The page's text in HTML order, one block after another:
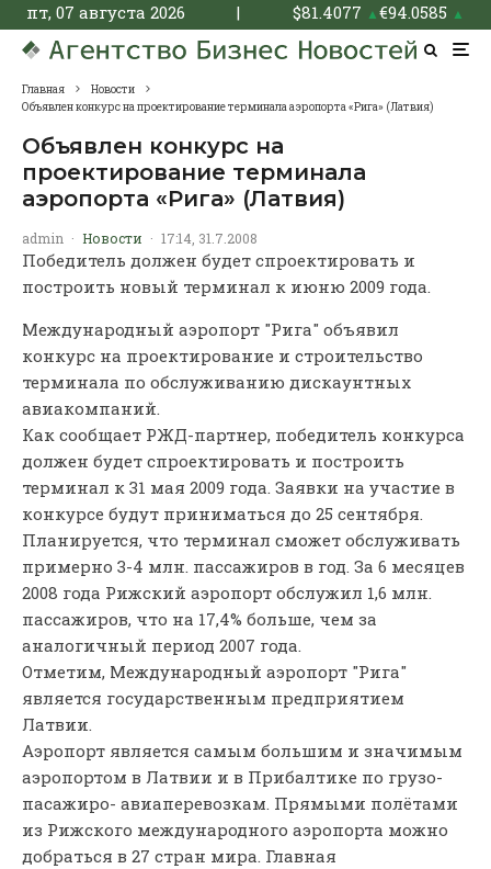
пт, 07 августа 2026 | $81.4077 ▲€94.0585 ▲
Главная
Новости
Объявлен конкурс на проектирование терминала аэропорта «Рига» (Латвия)
Объявлен конкурс на
проектирование терминала
аэропорта «Рига» (Латвия)
admin · Новости · 17:14, 31.7.2008
Победитель должен будет спроектировать и
построить новый терминал к июню 2009 года.
Международный аэропорт "Рига" объявил
конкурс на проектирование и строительство
терминала по обслуживанию дискаунтных
авиакомпаний.
Как сообщает РЖД-партнер, победитель конкурса
должен будет спроектировать и построить
терминал к 31 мая 2009 года. Заявки на участие в
конкурсе будут приниматься до 25 сентября.
Планируется, что терминал сможет обслуживать
примерно 3-4 млн. пассажиров в год. За 6 месяцев
2008 года Рижский аэропорт обслужил 1,6 млн.
пассажиров, что на 17,4% больше, чем за
аналогичный период 2007 года.
Отметим, Международный аэропорт "Рига"
является государственным предприятием
Латвии.
Аэропорт является самым большим и значимым
аэропортом в Латвии и в Прибалтике по грузо-
пасажиро- авиаперевозкам. Прямыми полётами
из Рижского международного аэропорта можно
добраться в 27 стран мира. Главная